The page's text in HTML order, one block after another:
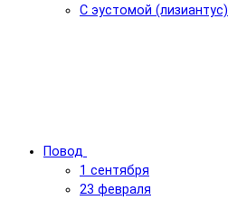
С эустомой (лизиантус)
Повод
1 сентября
23 февраля